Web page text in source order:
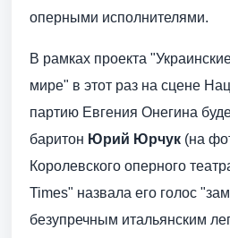
оперными исполнителями.
В рамках проекта
мире" в этот раз на сцене
партию Евгения Онегина
баритон Юрий Юрчук (на
Королевского оперного
Times" назвала его голос
безупречным итальянским